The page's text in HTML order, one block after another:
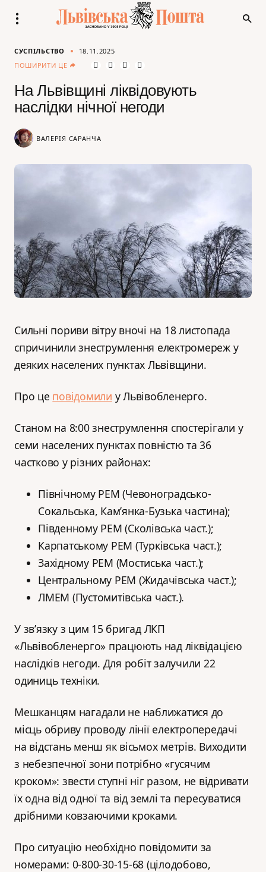
СУСПІЛЬСТВО
18.11.2025
ПОШИРИТИ ЦЕ
На Львівщині ліквідовують
наслідки нічної негоди
ВАЛЕРІЯ САРАНЧА
Сильні пориви вітру вночі на 18 листопада
спричинили знеструмлення електромереж у
деяких населених пунктах Львівщини.
Про це повідомили у Львівобленерго.
Станом на 8:00 знеструмлення спостерігали у
семи населених пунктах повністю та 36
частково у різних районах:
Північному РЕМ (Чевоноградсько-
Сокальська, Кам’янка-Бузька частина);
Південному РЕМ (Сколівська част.);
Карпатському РЕМ (Турківська част.);
Західному РЕМ (Мостиська част.);
Центральному РЕМ (Жидачівська част.);
ЛМЕМ (Пустомитівська част.).
У зв’язку з цим 15 бригад ЛКП
«Львівобленерго» працюють над ліквідацією
наслідків негоди. Для робіт залучили 22
одиниць техніки.
Мешканцям нагадали не наближатися до
місць обриву проводу лінії електропередачі
на відстань менш як вісьмох метрів. Виходити
з небезпечної зони потрібно «гусячим
кроком»: звести ступні ніг разом, не відривати
їх одна від одної та від землі та пересуватися
дрібними ковзаючими кроками.
Про ситуацію необхідно повідомити за
номерами: 0-800-30-15-68 (цілодобово,